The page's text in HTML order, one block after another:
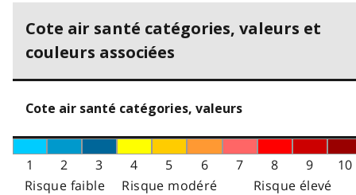
Cote air santé catégories, valeurs et
couleurs associées
Cote air santé catégories, valeurs
1 2 3 4 5 6 7 8 9
10
Risque faible
Risque modéré
Risque élevé